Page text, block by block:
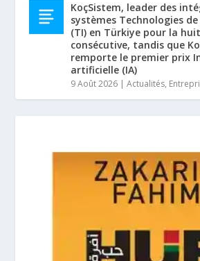
KoçSistem, leader des
systèmes Technologies
(TI) en Türkiye pour la
consécutive, tandis que
remporte le premier prix
artificielle (IA)
9 Août 2026 |Actualités,